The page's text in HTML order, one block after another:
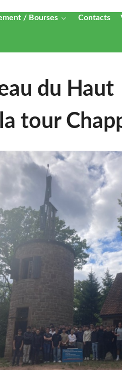
/ Bourses Contacts
du Haut
tour